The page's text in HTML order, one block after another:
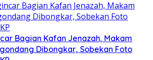
Bagian Kafan Jenazah, Makam
Dibongkar, Sobekan Foto